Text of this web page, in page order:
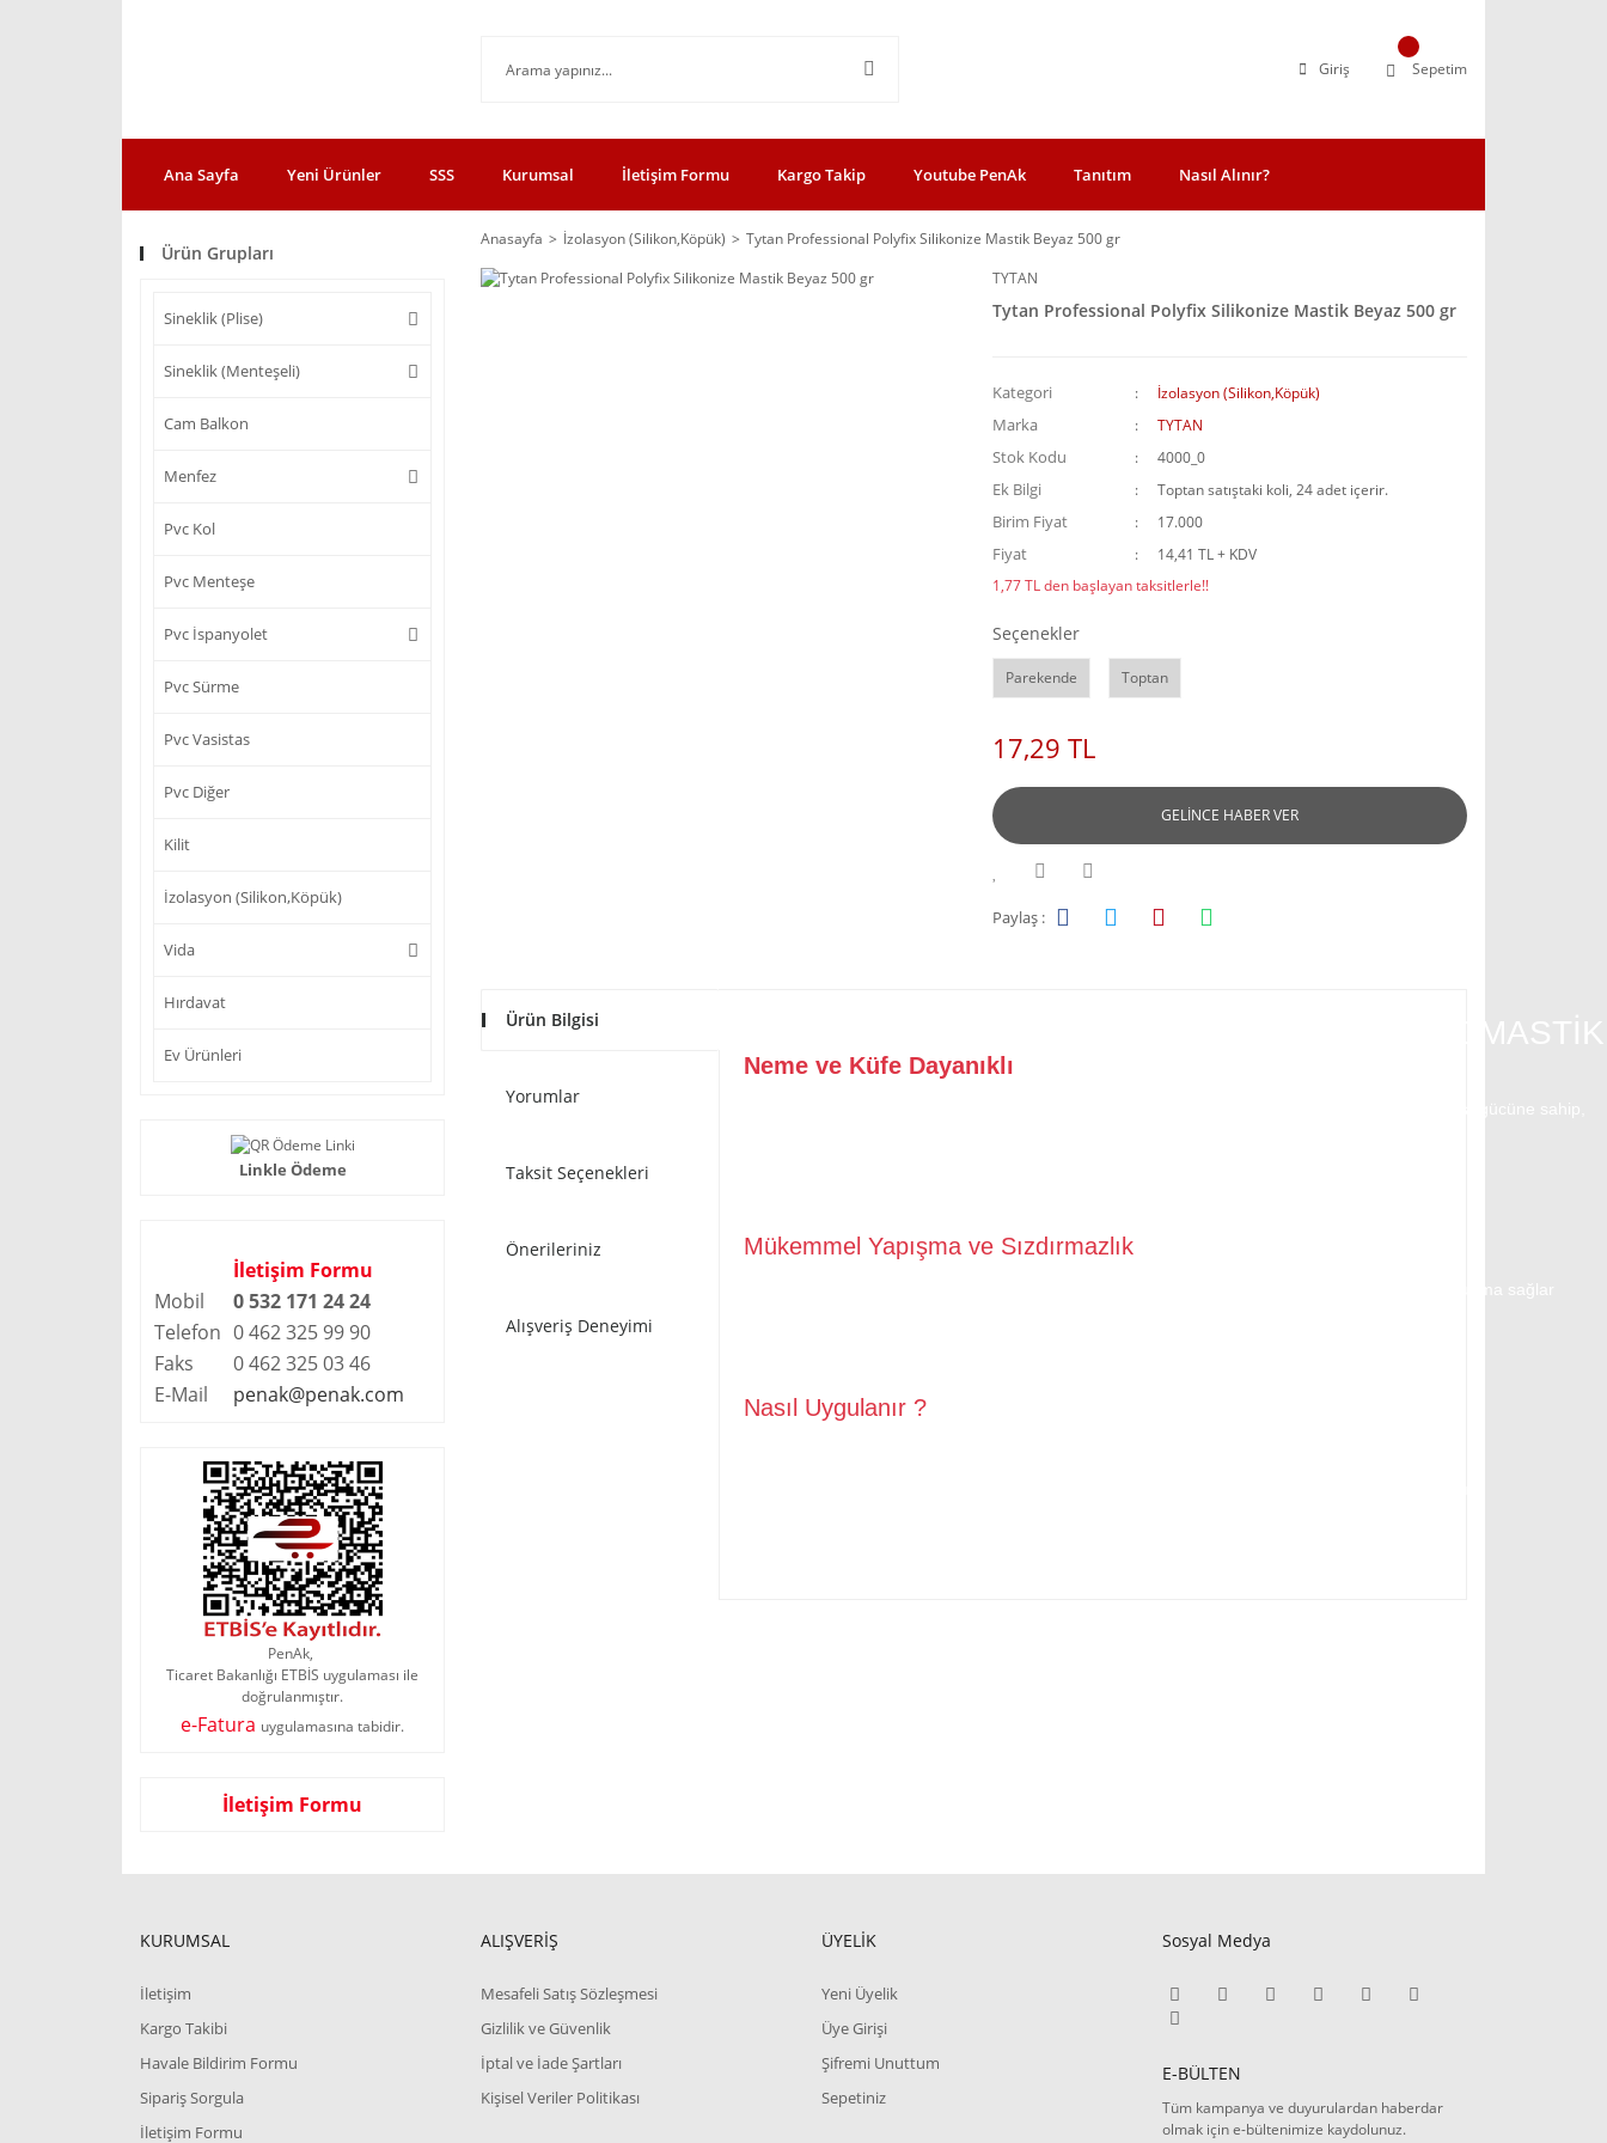
Giriş Sepetim
Ana Sayfa Yeni Ürünler SSS Kurumsal İletişim Formu Kargo Takip Youtube PenAk Tanıtım Nasıl Alınır?
Ürün Grupları
Sineklik (Plise)
Sineklik (Menteşeli)
Cam Balkon
Menfez
Pvc Kol
Pvc Menteşe
Pvc İspanyolet
Pvc Sürme
Pvc Vasistas
Pvc Diğer
Kilit
İzolasyon (Silikon,Köpük)
Vida
Hırdavat
Ev Ürünleri
Linkle Ödeme
İletişim Formu
Mobil
0 532 171 24 24
Telefon 0 462 325 99 90
Faks
0 462 325 03 46
E-Mail
penak@penak.com
PenAk,
Ticaret Bakanlığı ETBİS uygulaması ile
doğrulanmıştır.
e-Fatura uygulamasına tabidir.
İletişim Formu
Anasayfa İzolasyon (Silikon,Köpük)
Tytan Professional Polyfix Silikonize Mastik Beyaz 500 gr
TYTAN
Tytan Professional Polyfix Silikonize Mastik Beyaz 500 gr
Kategori İzolasyon (Silikon,Köpük)
Marka TYTAN
Stok Kodu 4000_0
Ek Bilgi Toptan satıştaki koli, 24 adet içerir.
Birim Fiyat 17.000
Fiyat
14,41 TL + KDV
1,77 TL den başlayan taksitlerle!!
Seçenekler
Parekende Toptan
17,29 TL
GELİNCE HABER VER
Paylaş :
Ürün Bilgisi
Yorumlar
Taksit Seçenekleri
Önerileriniz
Alışveriş Deneyimi
Neme ve Küfe Dayanıklı
Mükemmel Yapışma ve Sızdırmazlık
Nasıl Uygulanır ?
KURUMSAL
İletişim
Kargo Takibi
Havale Bildirim Formu
Sipariş Sorgula
İletişim Formu
ALIŞVERİŞ
Mesafeli Satış Sözleşmesi
Gizlilik ve Güvenlik
İptal ve İade Şartları
Kişisel Veriler Politikası
ÜYELİK
Yeni Üyelik
Üye Girişi
Şifremi Unuttum
Sepetiniz
Sosyal Medya
E-BÜLTEN
Tüm kampanya ve duyurulardan haberdar
olmak için e-bültenimize kaydolunuz.